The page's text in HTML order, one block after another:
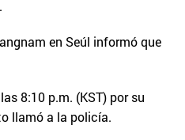
en Seúl informó que
8:10 p.m. (KST) por su
llamó a la policía.